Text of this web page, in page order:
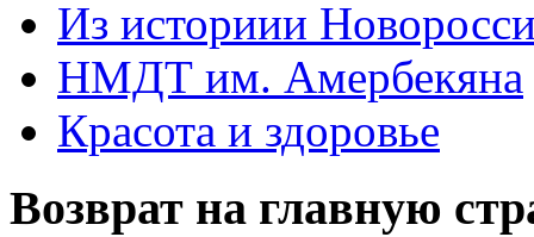
Из историии
НМДТ им. Амербекяна
Красота и здоровье
Возврат на главную